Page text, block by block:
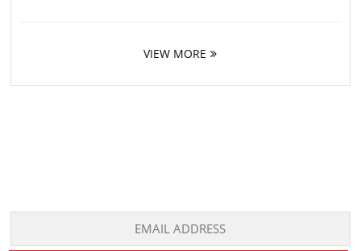
VIEW MORE